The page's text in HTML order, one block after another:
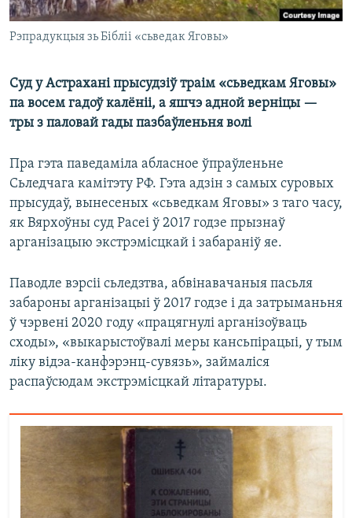
Рэпрадукцыя зь Бібліі «сьведак Яговы»
Суд у Астрахані прысудзіў траім «сьведкам Яговы»
па восем гадоў калёніі, а яшчэ адной верніцы —
тры з паловай гады пазбаўленьня волі
Пра гэта паведаміла абласное ўпраўленьне
Сьледчага камітэту РФ. Гэта адзін з самых суровых
прысудаў, вынесеных «сьведкам Яговы» з таго часу,
як Вярхоўны суд Расеі ў 2017 годзе прызнаў
арганізацыю экстрэмісцкай і забараніў яе.
Паводле вэрсіі сьледзтва, абвінавачаныя пасьля
забароны арганізацыі ў 2017 годзе і да затрыманьня
ў чэрвені 2020 году «працягнулі арганізоўваць
сходы», «выкарыстоўвалі меры кансьпірацыі, у тым
ліку відэа-канфэрэнц-сувязь», займаліся
распаўсюдам экстрэмісцкай літаратуры.